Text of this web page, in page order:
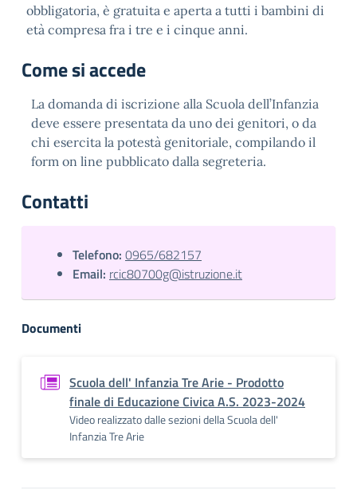
obbligatoria, è gratuita e aperta a tutti i bambini di
età compresa fra i tre e i cinque anni.
Come si accede
La domanda di iscrizione alla Scuola dell’Infanzia
deve essere presentata da uno dei genitori, o da
chi esercita la potestà genitoriale, compilando il
form on line pubblicato dalla segreteria.
Contatti
Telefono: 0965/682157
Email: rcic80700g@istruzione.it
Documenti
Scuola dell' Infanzia Tre Arie - Prodotto
finale di Educazione Civica A.S. 2023-2024
Video realizzato dalle sezioni della Scuola dell'
Infanzia Tre Arie